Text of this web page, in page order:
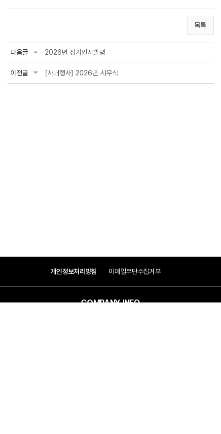
목록
다음글 2026년 정기인사발령
이전글 [사내행사] 2026년 시무식
개인정보처리방침 이메일무단수집거부
COMPANY INFO